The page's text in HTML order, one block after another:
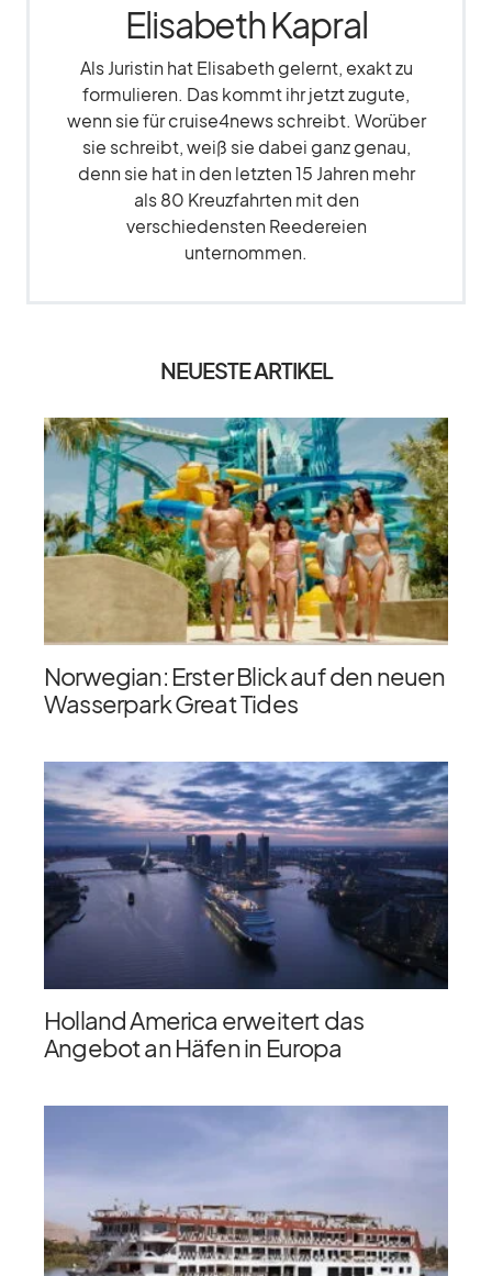
Elisabeth Kapral
Als Juristin hat Elisabeth gelernt, exakt zu
formulieren. Das kommt ihr jetzt zugute,
wenn sie für cruise4news schreibt. Worüber
sie schreibt, weiß sie dabei ganz genau,
denn sie hat in den letzten 15 Jahren mehr
als 80 Kreuzfahrten mit den
verschiedensten Reedereien
unternommen.
NEUESTE ARTIKEL
Norwegian: Erster Blick auf den neuen
Wasserpark Great Tides
Holland America erweitert das
Angebot an Häfen in Europa